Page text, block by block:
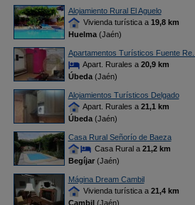
Alojamiento Rural El Aguelo
Vivienda turística a 19,8 km
Huelma(Jaén)
Apartamentos Turísticos Fuente Re...
Apart. Rurales a 20,9 km
Úbeda(Jaén)
Alojamientos Turísticos Delgado
Apart. Rurales a 21,1 km
Úbeda(Jaén)
Casa Rural Señorío de Baeza
Casa Rural a 21,2 km
Begíjar(Jaén)
Mágina Dream Cambil
Vivienda turística a 21,4 km
Cambil(Jaén)